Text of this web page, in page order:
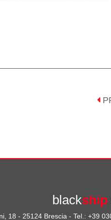
blackship
18 - 25124 Brescia - Tel.: +39